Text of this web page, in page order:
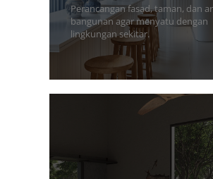
Perancangan fasad, taman, dan
bangunan agar menyatu dengan
lingkungan sekitar.